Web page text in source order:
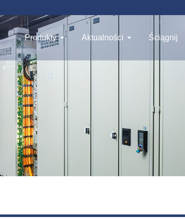
Produkty Aktualności Ściągnij